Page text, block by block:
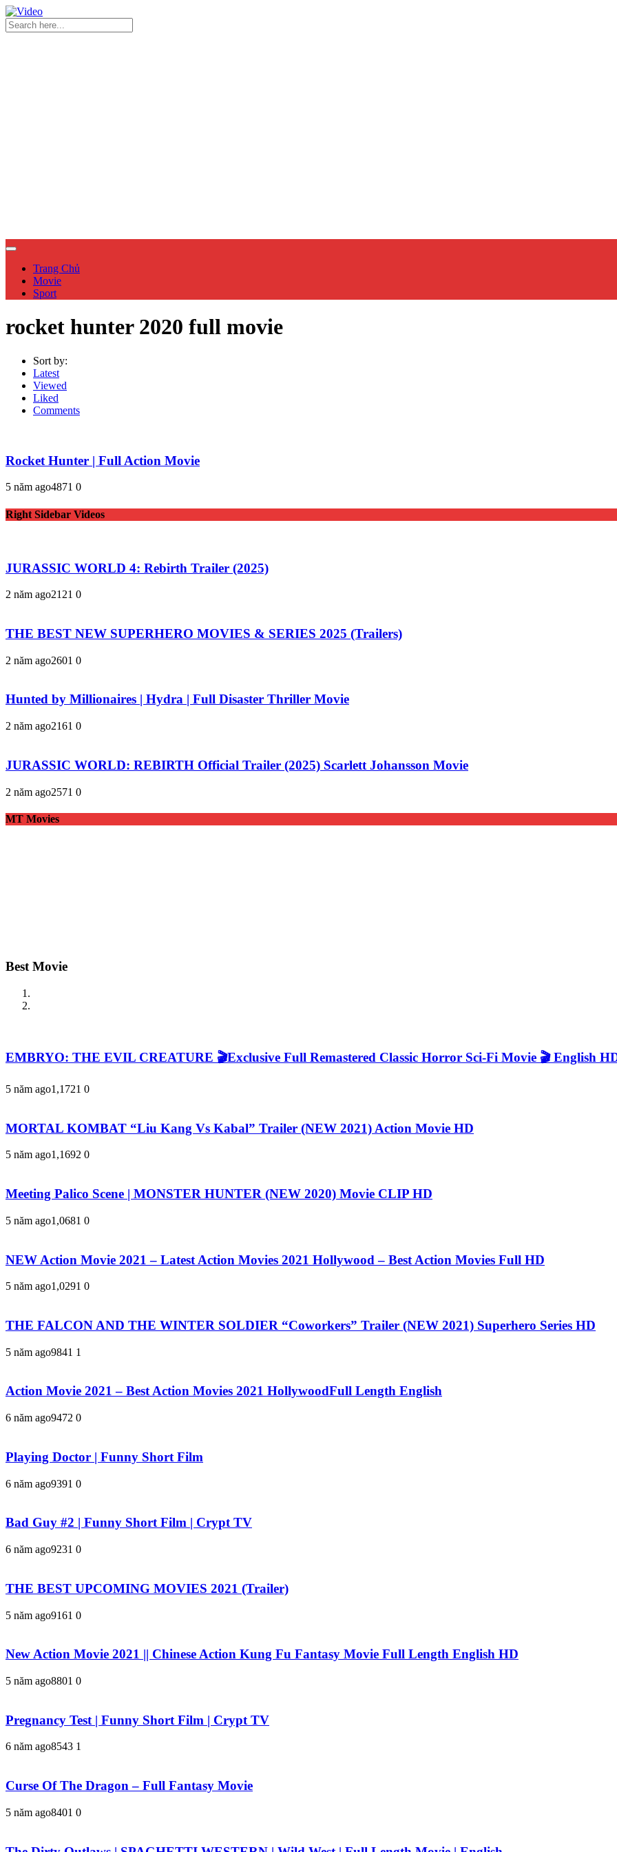
Trang Chủ
Movie
Sport
rocket hunter 2020 full movie
Sort by:
Latest
Viewed
Liked
Comments
Rocket Hunter | Full Action Movie
5 năm ago4871 0
Right Sidebar Videos
JURASSIC WORLD 4: Rebirth Trailer (2025)
2 năm ago2121 0
THE BEST NEW SUPERHERO MOVIES & SERIES 2025 (Trailers)
2 năm ago2601 0
Hunted by Millionaires | Hydra | Full Disaster Thriller Movie
2 năm ago2161 0
JURASSIC WORLD: REBIRTH Official Trailer (2025) Scarlett Johansson Movie
2 năm ago2571 0
MT Movies
Best Movie
EMBRYO: THE EVIL CREATURE 🎬Exclusive Full Remastered Classic Horror Sci-Fi Movie 🎬 English
5 năm ago1,1721 0
MORTAL KOMBAT “Liu Kang Vs Kabal” Trailer (NEW 2021) Action Movie HD
5 năm ago1,1692 0
Meeting Palico Scene | MONSTER HUNTER (NEW 2020) Movie CLIP HD
5 năm ago1,0681 0
NEW Action Movie 2021 – Latest Action Movies 2021 Hollywood – Best Action Movies Full HD
5 năm ago1,0291 0
THE FALCON AND THE WINTER SOLDIER “Coworkers” Trailer (NEW 2021) Superhero Series HD
5 năm ago9841 1
Action Movie 2021 – Best Action Movies 2021 HollywoodFull Length English
6 năm ago9472 0
Playing Doctor | Funny Short Film
6 năm ago9391 0
Bad Guy #2 | Funny Short Film | Crypt TV
6 năm ago9231 0
THE BEST UPCOMING MOVIES 2021 (Trailer)
5 năm ago9161 0
New Action Movie 2021 || Chinese Action Kung Fu Fantasy Movie Full Length English HD
5 năm ago8801 0
Pregnancy Test | Funny Short Film | Crypt TV
6 năm ago8543 1
Curse Of The Dragon – Full Fantasy Movie
5 năm ago8401 0